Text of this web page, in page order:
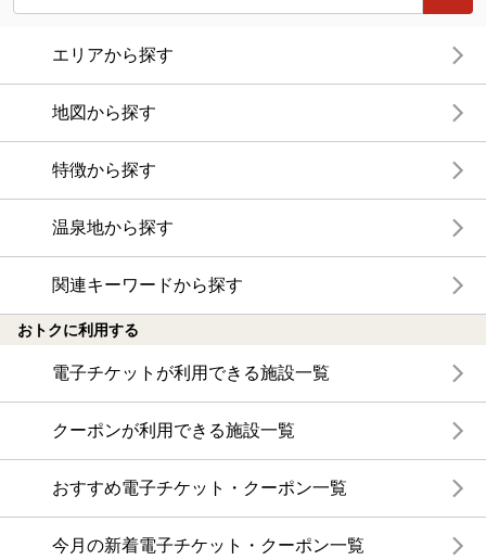
エリアから探す
地図から探す
特徴から探す
温泉地から探す
関連キーワードから探す
おトクに利用する
電子チケットが利用できる施設一覧
クーポンが利用できる施設一覧
おすすめ電子チケット・クーポン一覧
今月の新着電子チケット・クーポン一覧